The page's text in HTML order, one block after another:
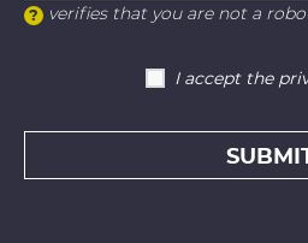
verifies that you are not a
I accept the